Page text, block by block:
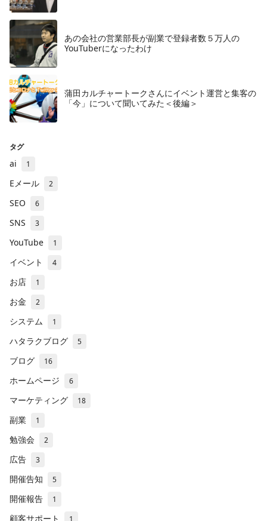
あの会社の営業部長が副業で登録者数５万人の
YouTuberになったわけ
蒲田カルチャートークさんにイベント運営と集客の
「今」について聞いてみた＜後編＞
タグ
ai 1
Eメール 2
SEO 6
SNS 3
YouTube 1
イベント 4
お店 1
お金 2
システム 1
ハタラクブログ 5
ブログ 16
ホームページ 6
マーケティング 18
副業 1
勉強会 2
広告 3
開催告知 5
開催報告 1
顧客サポート 1